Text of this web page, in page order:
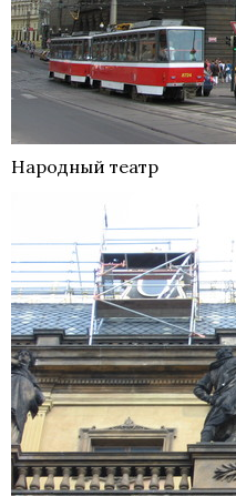
Народный театр